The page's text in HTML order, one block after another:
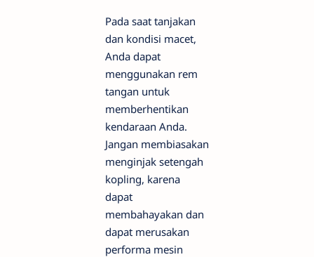
Pada saat tanjakan
dan kondisi macet,
Anda dapat
menggunakan rem
tangan untuk
memberhentikan
kendaraan Anda.
Jangan membiasakan
menginjak setengah
kopling, karena
dapat
membahayakan dan
dapat merusakan
performa mesin